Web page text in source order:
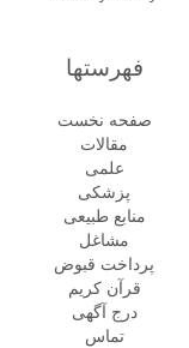
فهرستها
صفحه نخست
مقالات
علمی
پزشكى
منابع طبیعی
مشاغل
پرداخت قبوض
قرآن کریم
درج آگهی
تماس